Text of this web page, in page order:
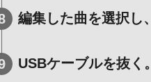
編集した曲を選択し、
USBケーブルを抜く。